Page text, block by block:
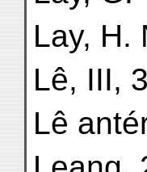
Lay, H.
Lê, III,
Lê